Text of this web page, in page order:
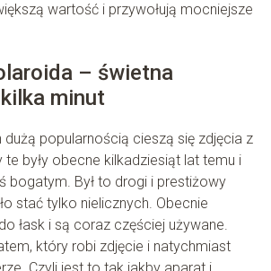
wartość i przywołują mocniejsze
– świetna
minut
popularnością cieszą się zdjęcia z
te były obecne kilkadziesiąt lat temu i
bogatym. Był to drogi i prestiżowy
stać tylko nielicznych. Obecnie
łask i są coraz częściej używane.
który robi zdjęcie i natychmiast